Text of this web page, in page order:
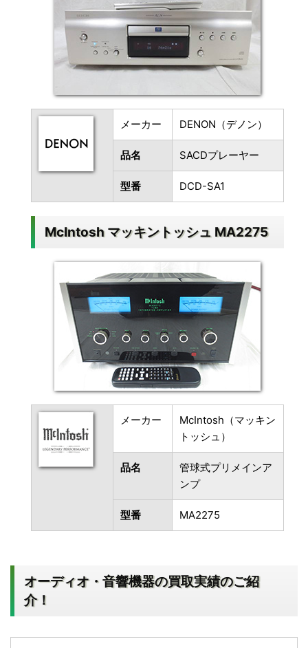
メーカー DENON（デノン）
品名 SACDプレーヤー
型番 DCD-SA1
McIntosh マッキントッシュ MA2275
メーカー
McIntosh（マッキン
トッシュ）
品名
管球式プリメインア
ンプ
型番 MA2275
オーディオ・音響機器の買取実績のご紹
介！